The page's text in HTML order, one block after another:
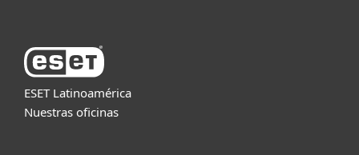
ESET Latinoamérica
Nuestras oficinas